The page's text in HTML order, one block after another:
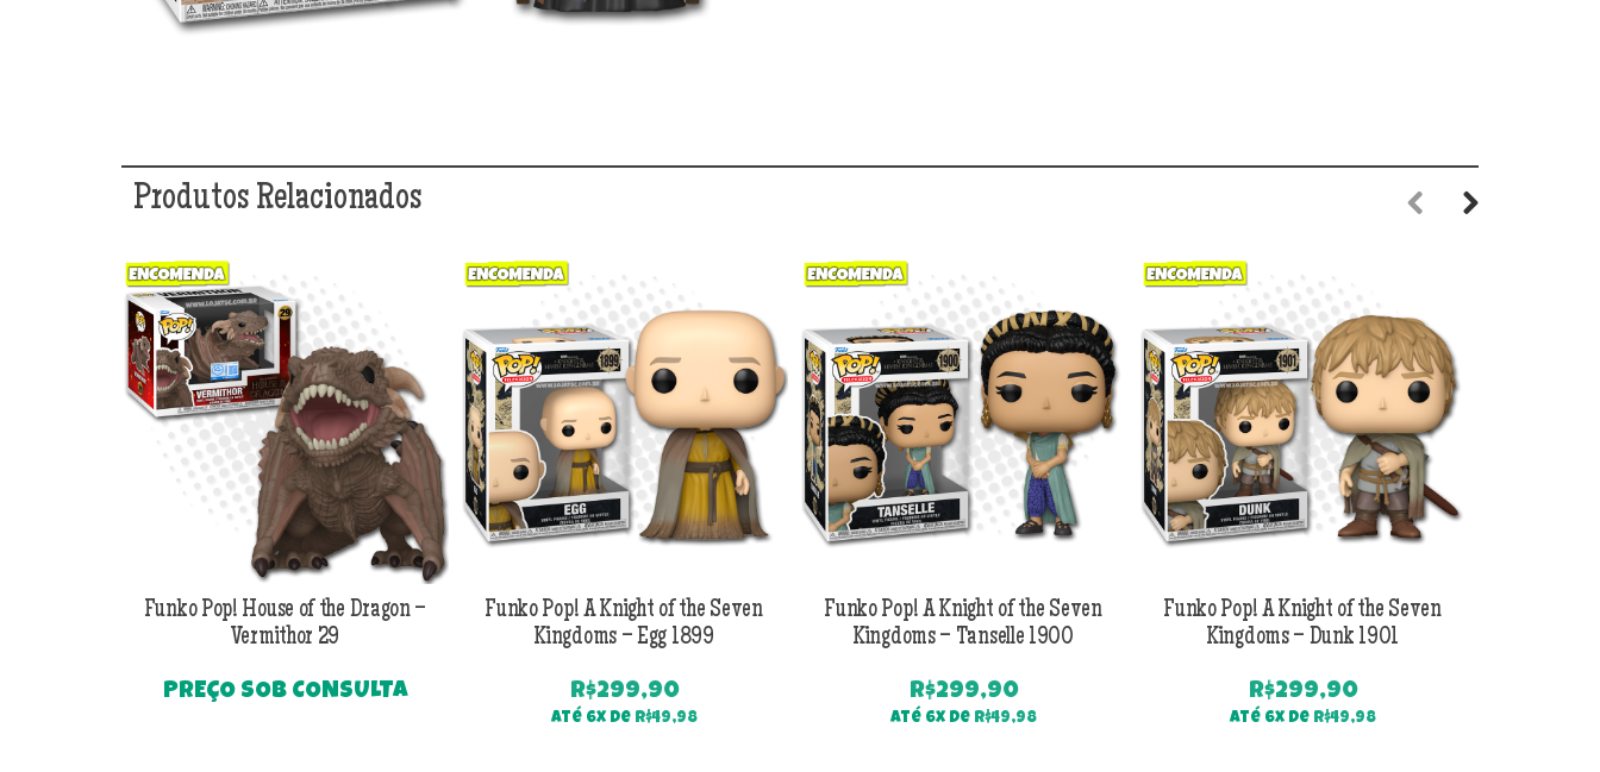
Produtos Relacionados
Funko Pop! House of the Dragon –
Vermithor 29
PREÇO SOB CONSULTA
Funko Pop! A Knight of the Seven
Kingdoms – Egg 1899
R$299,90
Até 6x de R$49,98
Funko Pop! A Knight of the Seven
Kingdoms – Tanselle 1900
R$299,90
Até 6x de R$49,98
Funko Pop! A Knight of the Seven
Kingdoms – Dunk 1901
R$299,90
Até 6x de R$49,98